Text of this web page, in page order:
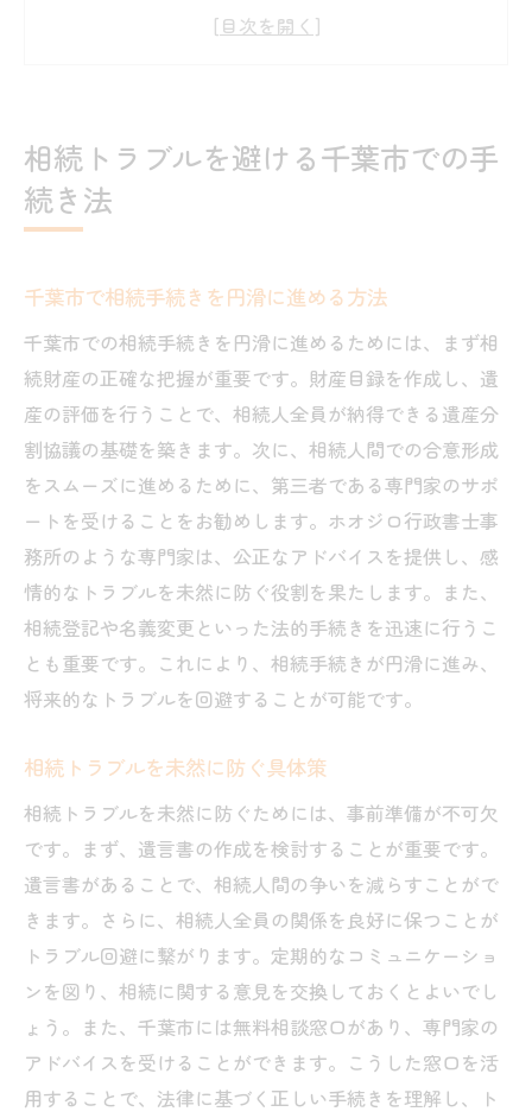
トラブルなしの相続手続きの秘訣
相続トラブルを防ぐ千葉市のポイント
千葉市で相続トラブルを防ぐための重要ポイン
ト
千葉市の相続で避けたい落とし穴
トラブル防止に役立つ相続の進め方
相続トラブルの予防策と実例
千葉市での相続手続きに必要なポイント
相続問題を未然に防ぐための知恵
千葉市の相続トラブルを回避する具体的な方法
千葉市での相続手続きで安心を得る法
具体例で学ぶ相続トラブルの回避策
相続手続きの基本とトラブル回避法
千葉市の相続でのトラブル防止事例
事例を通して学ぶ相続トラブルの解決策
相続トラブルを防ぐための千葉市での手続き
相続手続きでトラブルを避ける要点
千葉市で相続を円滑に進める方法
相続トラブルを未然に防ぐ手続き手法
手続きを円滑に進めるための相続知識
相続トラブルを避けるための実践事例
トラブル回避に役立つ手続きの知恵
千葉市での相続トラブル防止手続きガイド
相続トラブルを未然に防ぐためのガイド
相続トラブルを避ける千葉市での手
続き法
千葉市で相続手続きを円滑に進める方法
千葉市での相続手続きを円滑に進めるためには、まず相
続財産の正確な把握が重要です。財産目録を作成し、遺
産の評価を行うことで、相続人全員が納得できる遺産分
割協議の基礎を築きます。次に、相続人間での合意形成
をスムーズに進めるために、第三者である専門家のサポ
ートを受けることをお勧めします。ホオジロ行政書士事
務所のような専門家は、公正なアドバイスを提供し、感
情的なトラブルを未然に防ぐ役割を果たします。また、
相続登記や名義変更といった法的手続きを迅速に行うこ
とも重要です。これにより、相続手続きが円滑に進み、
将来的なトラブルを回避することが可能です。
相続トラブルを未然に防ぐ具体策
相続トラブルを未然に防ぐためには、事前準備が不可欠
です。まず、遺言書の作成を検討することが重要です。
遺言書があることで、相続人間の争いを減らすことがで
きます。さらに、相続人全員の関係を良好に保つことが
トラブル回避に繋がります。定期的なコミュニケーショ
ンを図り、相続に関する意見を交換しておくとよいでし
ょう。また、千葉市には無料相談窓口があり、専門家の
アドバイスを受けることができます。こうした窓口を活
用することで、法律に基づく正しい手続きを理解し、ト